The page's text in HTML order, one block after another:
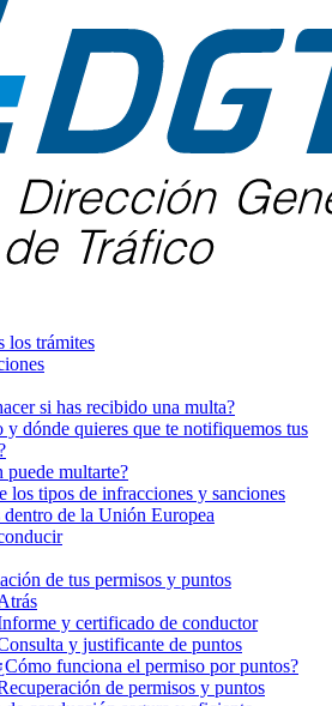
los trámites
si has recibido una multa?
y dónde quieres que te notifiquemos tus
puede multarte?
los tipos de infracciones y sanciones
de la Unión Europea
de tus permisos y puntos
y certificado de conductor
y justificante de puntos
funciona el permiso por puntos?
de permisos y puntos